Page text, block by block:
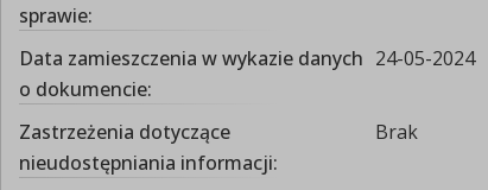
sprawie:
Data zamieszczenia w wykazie danych
o dokumencie:
24-05-2024
Zastrzeżenia dotyczące
nieudostępniania informacji:
Brak